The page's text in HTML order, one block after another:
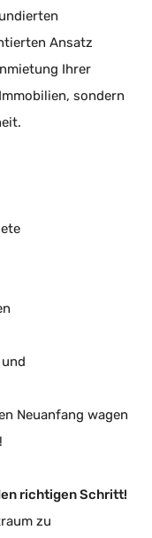
Ansatz
Ihrer
sondern
Neuanfang wagen
richtigen Schritt!
zu